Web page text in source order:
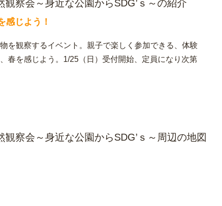
察会～身近な公園からSDG’ｓ～の紹介
感じよう！
を観察するイベント。親子で楽しく参加できる、体験
春を感じよう。1/25（日）受付開始、定員になり次第
察会～身近な公園からSDG’ｓ～周辺の地図